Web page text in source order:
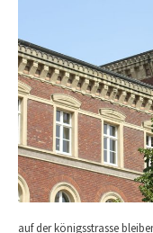
auf der königsstrasse